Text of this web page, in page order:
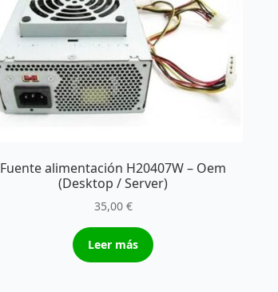
Fuente alimentación H20407W – Oem
(Desktop / Server)
35,00 €
Leer más